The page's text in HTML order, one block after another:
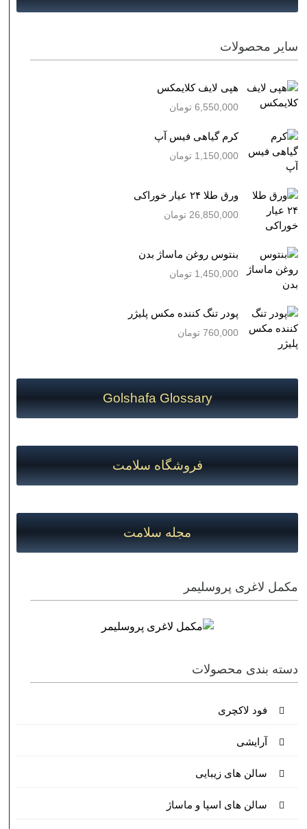
سایر محصولات
هپی لایف کلایمکس
6,550,000 تومان
کرم گیاهی فیس آپ
1,150,000 تومان
ورق طلا ۲۴ عیار خوراکی
26,850,000 تومان
بنتوس روغن ماساژ بدن
1,450,000 تومان
پودر تنگ کننده مکس پلیژر
760,000 تومان
Golshafa Glossary
فروشگاه سلامت
مجله سلامت
مکمل لاغری پروسلیمر
دسته بندی محصولات
فود لاکچری
آرایشی
سالن های زیبایی
سالن های اسپا و ماساژ